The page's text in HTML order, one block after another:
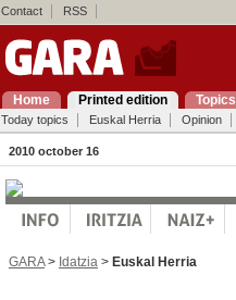
Contact RSS
Home Printed edition Topics
Today topics Euskal Herria Opinion
2010 october 16
GARA> Idatzia > Euskal Herria